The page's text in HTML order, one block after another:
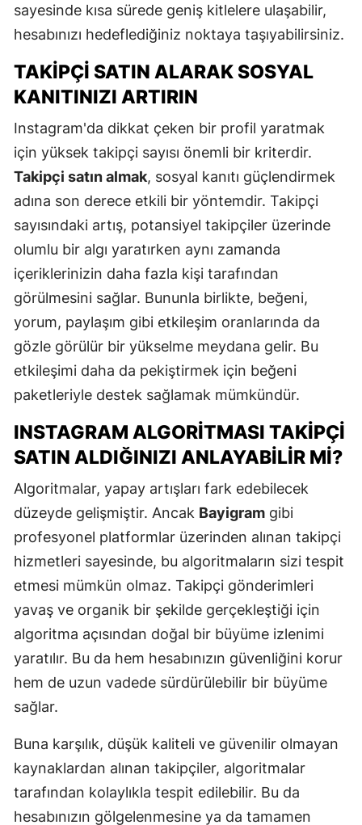
sayesinde kısa sürede geniş kitlelere ulaşabilir,
hesabınızı hedeflediğiniz noktaya taşıyabilirsiniz.
TAKIPÇI SATIN ALARAK SOSYAL
KANITINIZI ARTIRIN
Instagram'da dikkat çeken bir profil yaratmak
için yüksek takipçi sayısı önemli bir kriterdir.
Takipçi satın almak, sosyal kanıtı güçlendirmek
adına son derece etkili bir yöntemdir. Takipçi
sayısındaki artış, potansiyel takipçiler üzerinde
olumlu bir algı yaratırken aynı zamanda
içeriklerinizin daha fazla kişi tarafından
görülmesini sağlar. Bununla birlikte, beğeni,
yorum, paylaşım gibi etkileşim oranlarında da
gözle görülür bir yükselme meydana gelir. Bu
etkileşimi daha da pekiştirmek için beğeni
paketleriyle destek sağlamak mümkündür.
INSTAGRAM ALGORITMASI TAKIPÇI
SATIN ALDIĞINIZI ANLAYABILIR MI?
Algoritmalar, yapay artışları fark edebilecek
düzeyde gelişmiştir. Ancak Bayigram gibi
profesyonel platformlar üzerinden alınan takipçi
hizmetleri sayesinde, bu algoritmaların sizi tespit
etmesi mümkün olmaz. Takipçi gönderimleri
yavaş ve organik bir şekilde gerçekleştiği için
algoritma açısından doğal bir büyüme izlenimi
yaratılır. Bu da hem hesabınızın güvenliğini korur
hem de uzun vadede sürdürülebilir bir büyüme
sağlar.
Buna karşılık, düşük kaliteli ve güvenilir olmayan
kaynaklardan alınan takipçiler, algoritmalar
tarafından kolaylıkla tespit edilebilir. Bu da
hesabınızın gölgelenmesine ya da tamamen